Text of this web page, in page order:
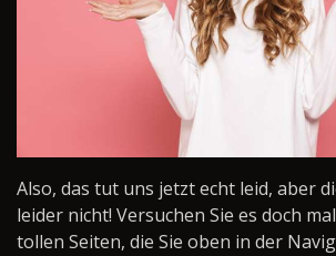
Also, das tut uns jetzt echt leid, aber
leider nicht! Versuchen Sie es doch
tollen Seiten, die Sie oben in der